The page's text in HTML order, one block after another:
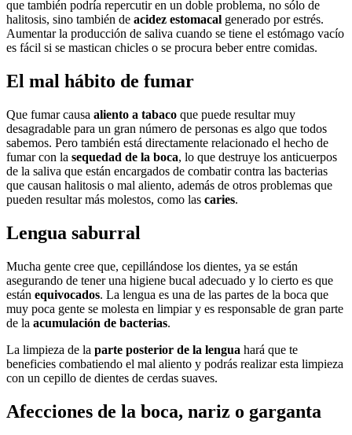
que también podría repercutir en un doble problema, no sólo de
halitosis, sino también de acidez estomacal generado por estrés.
Aumentar la producción de saliva cuando se tiene el estómago vacío
es fácil si se mastican chicles o se procura beber entre comidas.
El mal hábito de fumar
Que fumar causa aliento a tabaco que puede resultar muy
desagradable para un gran número de personas es algo que todos
sabemos. Pero también está directamente relacionado el hecho de
fumar con la sequedad de la boca, lo que destruye los anticuerpos
de la saliva que están encargados de combatir contra las bacterias
que causan halitosis o mal aliento, además de otros problemas que
pueden resultar más molestos, como las caries.
Lengua saburral
Mucha gente cree que, cepillándose los dientes, ya se están
asegurando de tener una higiene bucal adecuado y lo cierto es que
están equivocados. La lengua es una de las partes de la boca que
muy poca gente se molesta en limpiar y es responsable de gran parte
de la acumulación de bacterias.
La limpieza de la parte posterior de la lengua hará que te
beneficies combatiendo el mal aliento y podrás realizar esta limpieza
con un cepillo de dientes de cerdas suaves.
Afecciones de la boca, nariz o garganta